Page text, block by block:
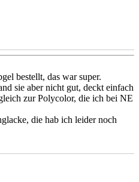
bestellt, das war super.
sie aber nicht gut, deckt einfach
zur Polycolor, die ich bei NE
die hab ich leider noch